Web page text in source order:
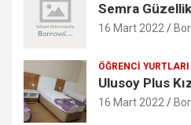
Semra
16 Mart 2022
ÖĞRENCI YURTLARI
Ulusoy Plus
16 Mart 2022